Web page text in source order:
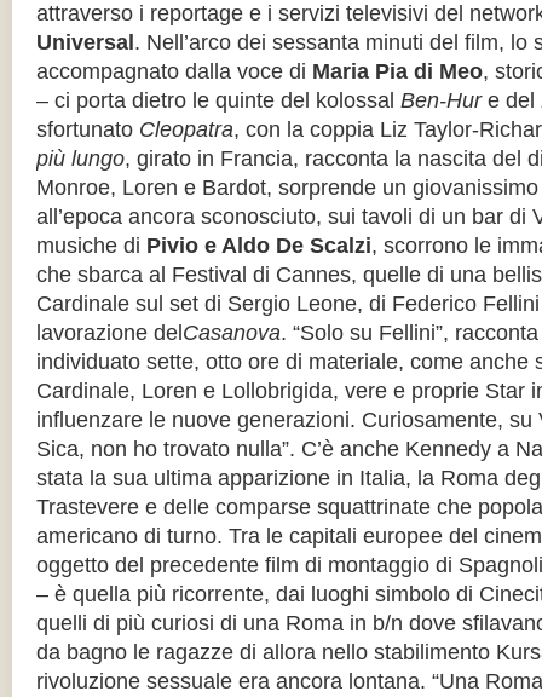
attraverso i reportage e i servizi televisivi del
Universal . Nell’arco dei sessanta minuti del film, lo
accompagnato dalla voce di Maria Pia di Meo,
– ci porta dietro le quinte del kolossal Ben-Hur e del
sfortunato Cleopatra, con la coppia Liz Taylor-
più lungo, girato in Francia, racconta la nascita del
Monroe, Loren e Bardot, sorprende un
all’epoca ancora sconosciuto, sui tavoli di un bar di
musiche di Pivio e Aldo De Scalzi, scorrono le
che sbarca al Festival di Cannes, quelle di una
Cardinale sul set di Sergio Leone, di Federico
lavorazione del Casanova. “Solo su Fellini”,
individuato sette, otto ore di materiale, come anche
Cardinale, Loren e Lollobrigida, vere e proprie Star
influenzare le nuove generazioni. Curiosamente, su
Sica, non ho trovato nulla”. C’è anche Kennedy a
stata la sua ultima apparizione in Italia, la Roma
Trastevere e delle comparse squattrinate che
americano di turno. Tra le capitali europee del
oggetto del precedente film di montaggio di
– è quella più ricorrente, dai luoghi simbolo di
quelli di più curiosi di una Roma in b/n dove
da bagno le ragazze di allora nello stabilimento
rivoluzione sessuale era ancora lontana. “Una